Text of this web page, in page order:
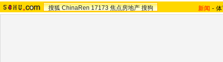
搜狐 ChinaRen 17173 焦点房地产 搜狗 新闻 -